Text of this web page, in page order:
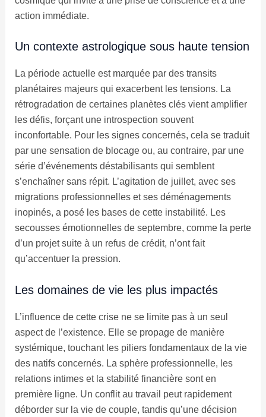
action immédiate.
Un contexte astrologique sous haute tension
La période actuelle est marquée par des transits
planétaires majeurs qui exacerbent les tensions. La
rétrogradation de certaines planètes clés vient amplifier
les défis, forçant une introspection souvent
inconfortable. Pour les signes concernés, cela se traduit
par une sensation de blocage ou, au contraire, par une
série d’événements déstabilisants qui semblent
s’enchaîner sans répit. L’agitation de juillet, avec ses
migrations professionnelles et ses déménagements
inopinés, a posé les bases de cette instabilité. Les
secousses émotionnelles de septembre, comme la perte
d’un projet suite à un refus de crédit, n’ont fait
qu’accentuer la pression.
Les domaines de vie les plus impactés
L’influence de cette crise ne se limite pas à un seul
aspect de l’existence. Elle se propage de manière
systémique, touchant les piliers fondamentaux de la vie
des natifs concernés. La sphère professionnelle, les
relations intimes et la stabilité financière sont en
première ligne. Un conflit au travail peut rapidement
déborder sur la vie de couple, tandis qu’une décision